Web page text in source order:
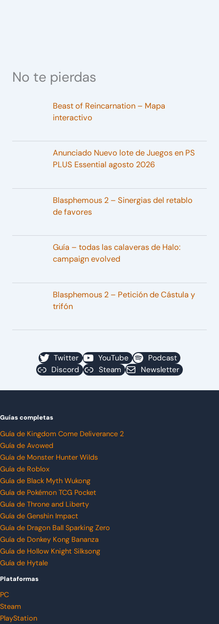
No te pierdas
Beast of Reincarnation – Mapa
interactivo
Anunciado Nuevo lote de Juegos en PS
PLUS Essential agosto 2026
Blasphemous 2 – Sinergias del retablo
de favores
Guía – todas las calaveras de Halo:
campaign evolved
Blasphemous 2 – Petición de Cástula y
trifón
Twitter YouTube
Podcast
Discord
Steam Newsletter
Guías completas
Guía de Kingdom Come Deliverance 2
Guía de Avowed
Guía de Monster Hunter Wilds
Guía de Roblox
Guía de Black Myth Wukong
Guía de Pokémon TCG Pocket
Guía de Throne and Liberty
Guía de Genshin Impact
Guía de Dragon Ball Sparking Zero
Guía de Donkey Kong Bananza
Guía de Hollow Knight Silksong
Guía de Hytale
Plataformas
PC
Steam
PlayStation